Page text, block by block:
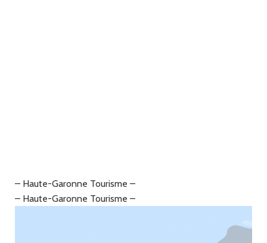
– Haute-Garonne Tourisme –
– Haute-Garonne Tourisme –